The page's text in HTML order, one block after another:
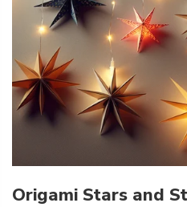
Origami Stars and